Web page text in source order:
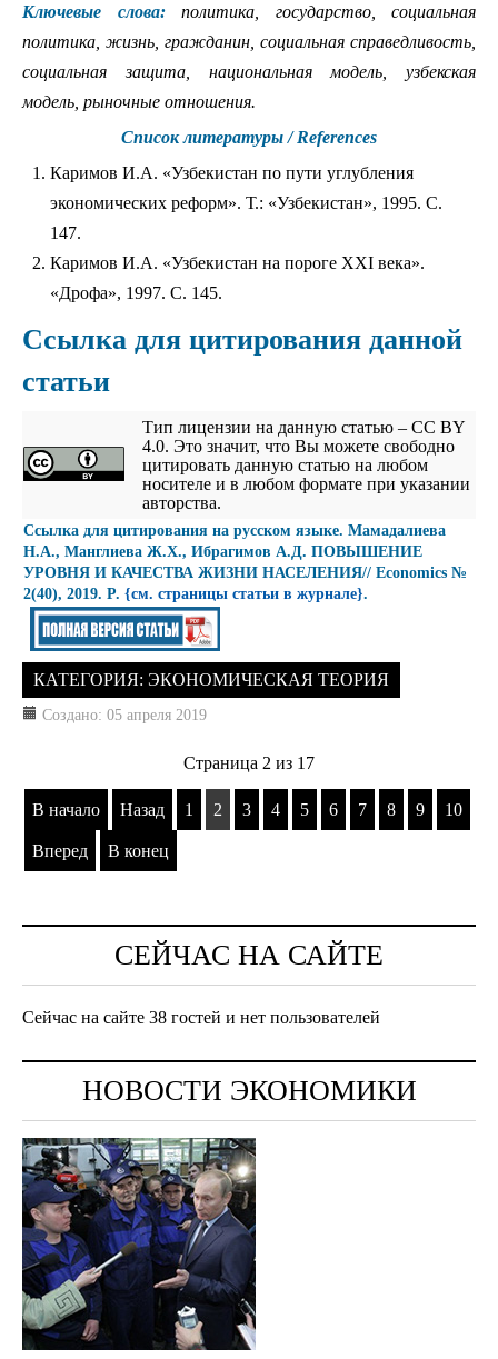
Ключевые слова:политика, государство, социальная
политика, жизнь, гражданин, социальная справедливость,
социальная защита, национальная модель, узбекская
модель, рыночные отношения.
Список литературы / References
Каримов И.А. «Узбекистан по пути углубления
экономических реформ». Т.: «Узбекистан», 1995. С.
147.
Каримов И.А. «Узбекистан на пороге XXI века».
«Дрофа», 1997. С. 145.
Ссылка для цитирования данной
статьи
Тип лицензии на данную статью – CC BY
4.0. Это значит, что Вы можете свободно
цитировать данную статью на любом
носителе и в любом формате при указании
авторства.
Cсылка для цитирования на русском языке. Мамадалиева
Н.А., Манглиева Ж.Х., Ибрагимов А.Д. ПОВЫШЕНИЕ
УРОВНЯ И КАЧЕСТВА ЖИЗНИ НАСЕЛЕНИЯ// Economics №
2(40), 2019. P. {см. страницы статьи в журнале}.
КАТЕГОРИЯ: ЭКОНОМИЧЕСКАЯ ТЕОРИЯ
Создано: 05 апреля 2019
Страница 2 из 17
В начало Назад 1 2 3 4 5 6 7 8 9 10
Вперед В конец
СЕЙЧАС НА САЙТЕ
Сейчас на сайте 38 гостей и нет пользователей
НОВОСТИ ЭКОНОМИКИ